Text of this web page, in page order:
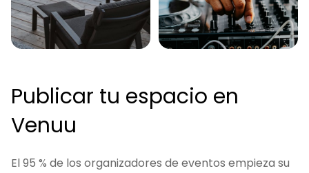
Publicar tu espacio en
Venuu
El 95 % de los organizadores de eventos empieza su